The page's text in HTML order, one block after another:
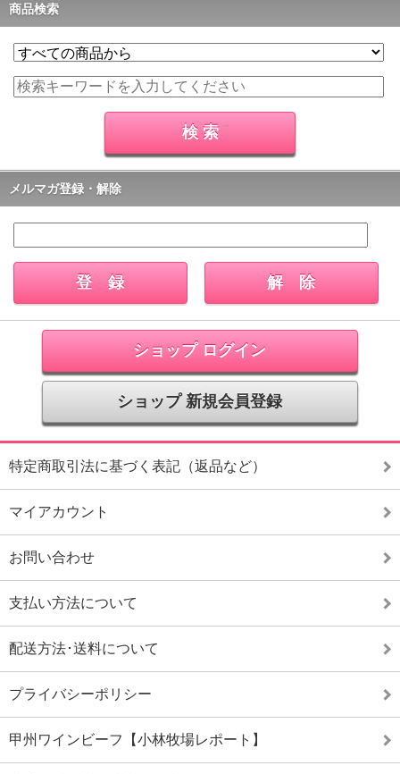
商品検索
メルマガ登録・解除
ショップ ログイン
ショップ 新規会員登録
特定商取引法に基づく表記（返品など）
マイアカウント
お問い合わせ
支払い方法について
配送方法･送料について
プライバシーポリシー
甲州ワインビーフ【小林牧場レポート】